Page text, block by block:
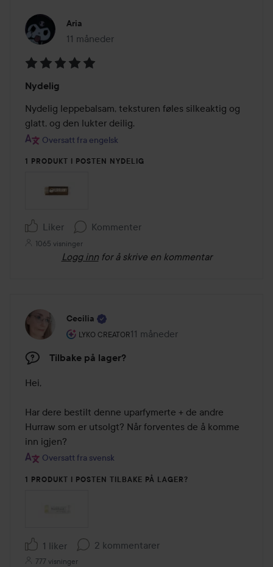
Aria
11 måneder
Innlegget ble opprettet 11 måneder
5
av
5
Nydelig
Nydelig leppebalsam, teksturen føles silkeaktig og
glatt, og den lukter deilig.
Oversatt fra engelsk
1 PRODUKT I POSTEN NYDELIG
Liker Kommenter
1065 visninger
Logg inn for å skrive en kommentar
Cecilia
LYKO CREATOR
Brukerens rolle: Lyko Creator.
11 måneder
Innlegget ble opprettet 11
Tilbake på lager?
Hei,
Har dere bestilt denne uparfymerte + de andre
Hurraw som er utsolgt? Når forventes de å komme
inn igjen?
Oversatt fra svensk
1 PRODUKT I POSTEN TILBAKE PÅ LAGER?
1 liker 2 kommentarer
777 visninger